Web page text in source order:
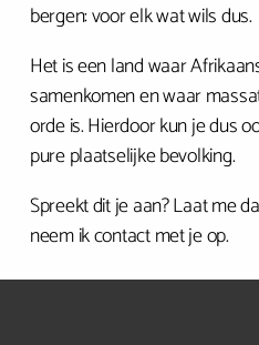
bergen: voor elk wat wils dus.
Het is een land waar
samenkomen en waar
orde is. Hierdoor kun je dus
pure plaatselijke bevolking.
Spreekt dit je aan? Laat me
neem ik contact met je op.